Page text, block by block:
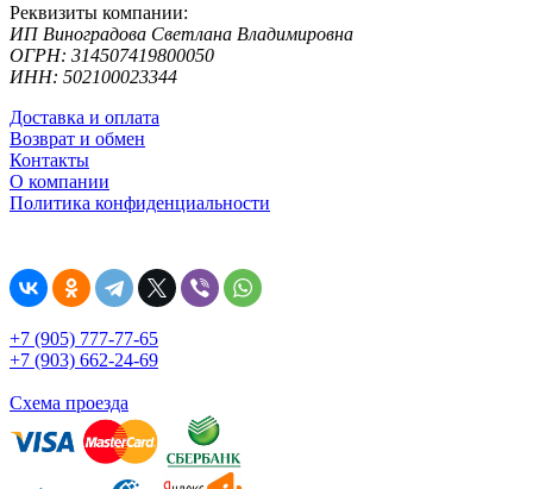
Реквизиты компании:
ИП Виноградова Светлана Владимировна
ОГРН: 314507419800050
ИНН: 502100023344
Доставка и оплата
Возврат и обмен
Контакты
О компании
Политика конфиденциальности
+7 (905) 777-77-65
+7 (903) 662-24-69
Схема проезда